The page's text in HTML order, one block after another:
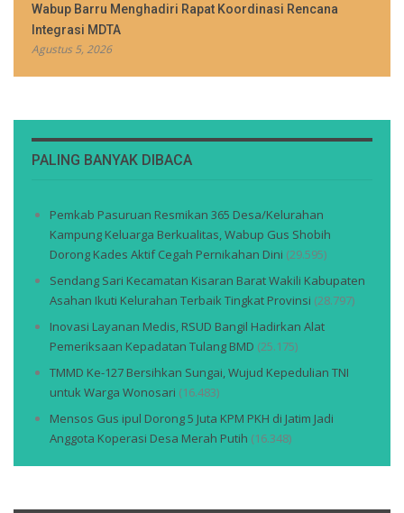
Wabup Barru Menghadiri Rapat Koordinasi Rencana
Integrasi MDTA
Agustus 5, 2026
PALING BANYAK DIBACA
Pemkab Pasuruan Resmikan 365 Desa/Kelurahan
Kampung Keluarga Berkualitas, Wabup Gus Shobih
Dorong Kades Aktif Cegah Pernikahan Dini (29.595)
Sendang Sari Kecamatan Kisaran Barat Wakili Kabupaten
Asahan Ikuti Kelurahan Terbaik Tingkat Provinsi (28.797)
Inovasi Layanan Medis, RSUD Bangil Hadirkan Alat
Pemeriksaan Kepadatan Tulang BMD (25.175)
TMMD Ke-127 Bersihkan Sungai, Wujud Kepedulian TNI
untuk Warga Wonosari (16.483)
Mensos Gus ipul Dorong 5 Juta KPM PKH di Jatim Jadi
Anggota Koperasi Desa Merah Putih (16.348)